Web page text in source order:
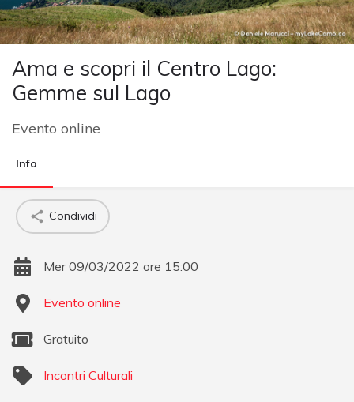
Ama e scopri il Centro Lago:
Gemme sul Lago
Evento online
Info
Condividi
Mer 09/03/2022 ore 15:00
Evento online
Gratuito
Incontri Culturali